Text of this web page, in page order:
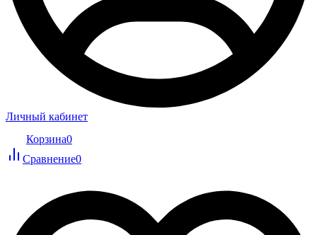
Личный кабинет
Корзина0
Сравнение0